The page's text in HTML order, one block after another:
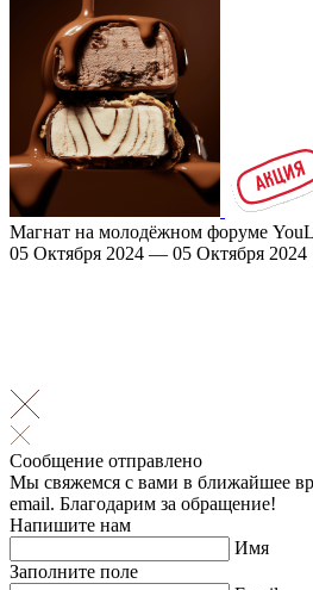
Магнат на молодёжном форуме
05 Октября 2024 — 05 Октября 2024
Сообщение отправлено
Мы свяжемся с вами в ближайшее
email. Благодарим за обращение!
Напишите нам
Имя
Заполните поле